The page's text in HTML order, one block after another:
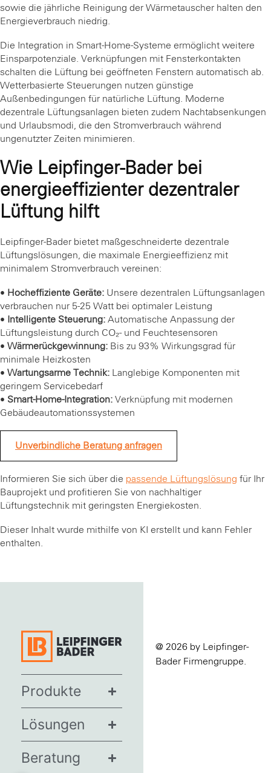
sowie die jährliche Reinigung der Wärmetauscher halten den
Energieverbrauch niedrig.
Die Integration in Smart-Home-Systeme ermöglicht weitere
Einsparpotenziale. Verknüpfungen mit Fensterkontakten
schalten die Lüftung bei geöffneten Fenstern automatisch ab.
Wetterbasierte Steuerungen nutzen günstige
Außenbedingungen für natürliche Lüftung. Moderne
dezentrale Lüftungsanlagen bieten zudem Nachtabsenkungen
und Urlaubsmodi, die den Stromverbrauch während
ungenutzter Zeiten minimieren.
Wie Leipfinger-Bader bei
energieeffizienter dezentraler
Lüftung hilft
Leipfinger-Bader bietet maßgeschneiderte dezentrale
Lüftungslösungen, die maximale Energieeffizienz mit
minimalem Stromverbrauch vereinen:
• Hocheffiziente Geräte: Unsere dezentralen Lüftungsanlagen
verbrauchen nur 5-25 Watt bei optimaler Leistung
•
Intelligente Steuerung: Automatische Anpassung der
Lüftungsleistung durch CO₂- und Feuchtesensoren
• Wärmerückgewinnung: Bis zu 93% Wirkungsgrad für
minimale Heizkosten
• Wartungsarme Technik: Langlebige Komponenten mit
geringem Servicebedarf
• Smart-Home-Integration: Verknüpfung mit modernen
Gebäudeautomationssystemen
Unverbindliche Beratung anfragen
Informieren Sie sich über die passende Lüftungslösung für Ihr
Bauprojekt und profitieren Sie von nachhaltiger
Lüftungstechnik mit geringsten Energiekosten.
Dieser Inhalt wurde mithilfe von KI erstellt und kann Fehler
enthalten.
Produkte
Lösungen
Beratung
@ 2026 by Leipfinger-
Bader Firmengruppe.